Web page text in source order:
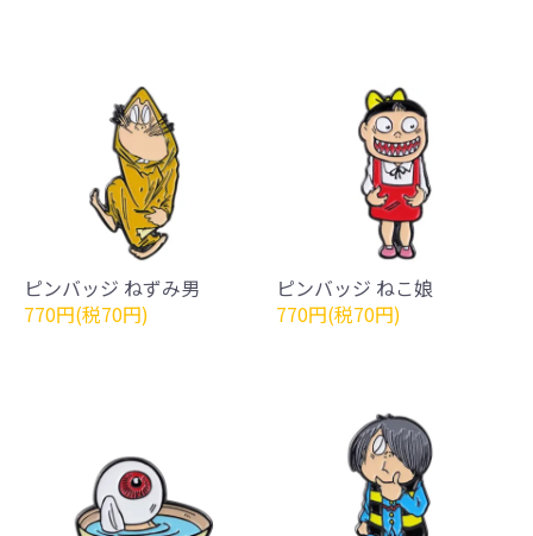
ピンバッジ ねずみ男
770円(税70円)
ピンバッジ ねこ娘
770円(税70円)